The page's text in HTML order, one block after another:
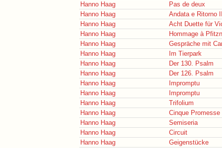
Hanno Haag
Pas de deux
Hanno Haag
Andata e Ritorno
Hanno Haag
Acht Duette für
Hanno Haag
Hommage à
Hanno Haag
Gespräche mit
Hanno Haag
Im Tierpark
Hanno Haag
Der 130. Psalm
Hanno Haag
Der 126. Psalm
Hanno Haag
Impromptu
Hanno Haag
Impromptu
Hanno Haag
Trifolium
Hanno Haag
Cinque Promesse
Hanno Haag
Semiseria
Hanno Haag
Circuit
Hanno Haag
Geigenstücke